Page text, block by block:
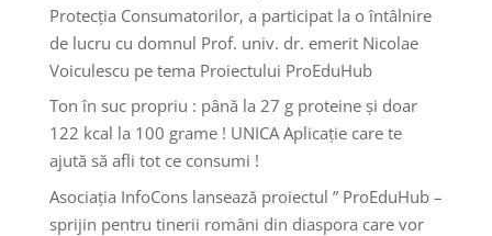
Protecția Consumatorilor, a participat la o întâlnire
de lucru cu domnul Prof. univ. dr. emerit Nicolae
Voiculescu pe tema Proiectului ProEduHub
Ton în suc propriu : până la 27 g proteine și doar
122 kcal la 100 grame ! UNICA Aplicație care te
ajută să afli tot ce consumi !
Asociația InfoCons lansează proiectul ” ProEduHub –
sprijin pentru tinerii români din diaspora care vor